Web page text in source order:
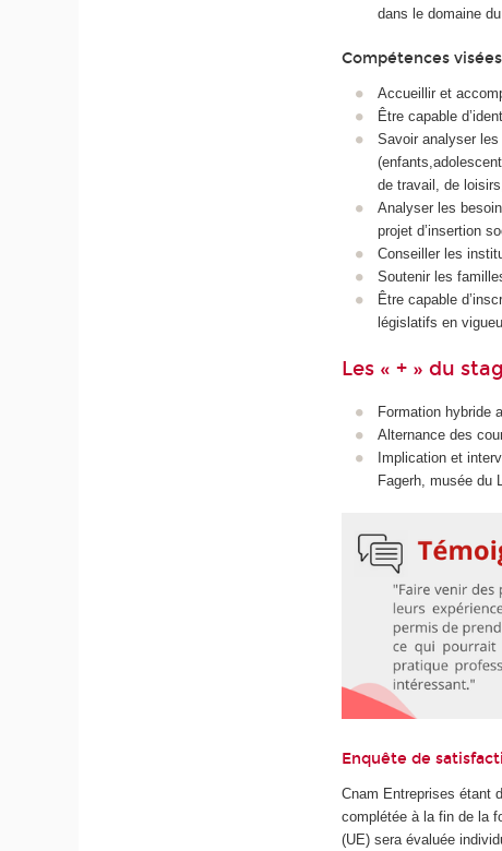
dans le domaine
Compétences visées
Accueillir et
Être capable
Savoir analyser les
de travail, de
Analyser les
projet d’insertion
Conseiller les
Soutenir les
Être capable
législatifs en
Les « + » du
Formation hybride
Alternance des
Implication et
Fagerh, musée du
Enquête de
Cnam Entreprises étant
complétée à la fin de la
(UE) sera évaluée